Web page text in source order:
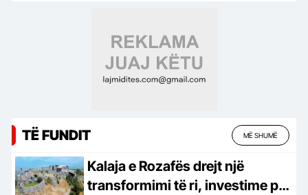
TË FUNDIT MË SHUMË
Kalaja e Rozafës drejt një
transformimi të ri, investime për